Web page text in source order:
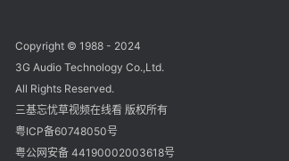
Copyright © 1988 - 2024
3G Audio Technology Co.,Ltd.
All Rights Reserved.
三基忘忧草视频在线看 版权所有
粤ICP备60748050号
粤公网安备 44190002003618号